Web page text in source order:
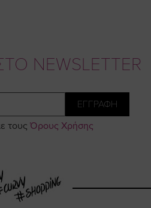
NEWSLETTER
ΕΓΓΡΑΦΗ
τους Όρους Χρήσης